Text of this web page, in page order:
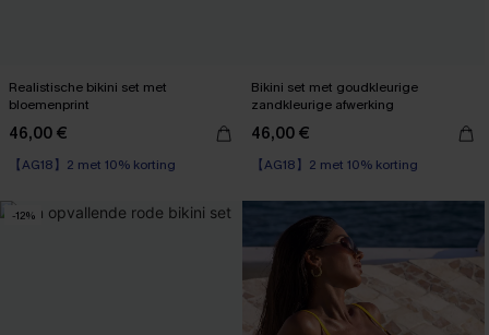
Realistische bikini set met
bloemenprint
46,00 €
【AG18】2 met 10% korting
Underwire
Bikini set met goudkleurige
zandkleurige afwerking
46,00 €
【AG18】2 met 10% korting
Underwire
-12%